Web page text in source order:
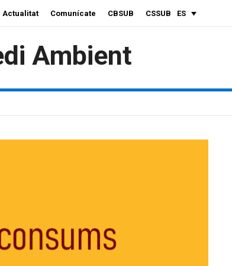
ES
Actualitat Comunícate CBSUB CSSUB
Ambient